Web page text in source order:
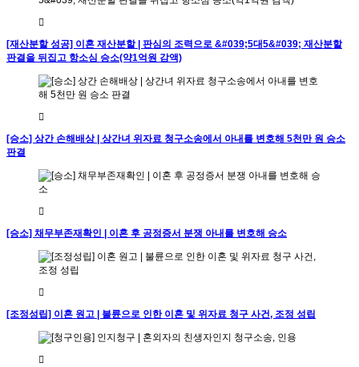
[재산분할 성공] 이혼 재산분할 | 판심의 조력으로 &#039;5대5&#039; 재산분할
판결을 뒤집고 항소심 승소(약1억원 감액)
[승소] 상간 손해배상 | 상간녀 위자료 청구소송에서 아내를 변호해 5천만 원 승소
판결
[승소] 채무부존재확인 | 이혼 후 공정증서 분쟁 아내를 변호해 승소
[조정성립] 이혼 원고 | 불륜으로 인한 이혼 및 위자료 청구 사건, 조정 성립